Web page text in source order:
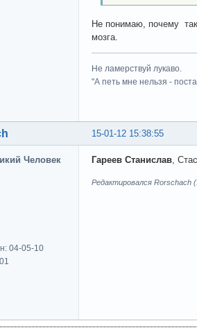
Не понимаю, почему так
мозга.
Не ламерствуй лукаво.
"А петь мне нельзя -
15-01-12 15:38:55
Человек
04-05-10
Гареев Станислав ,
Редактировался Rorschach